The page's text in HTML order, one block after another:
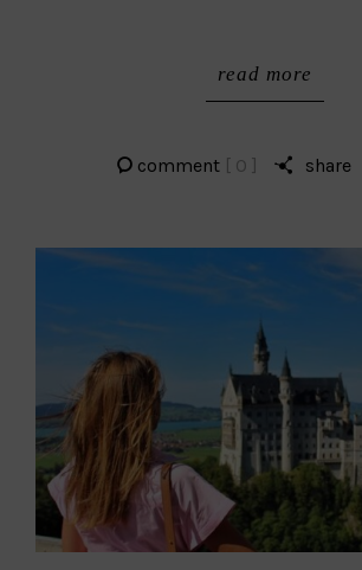
read more
comment [ 0 ] share